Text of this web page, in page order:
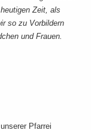
Zeit, als
so zu Vorbildern
und Frauen.
Pfarrei